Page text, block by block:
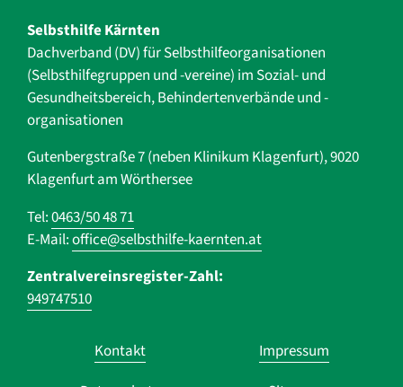
Selbsthilfe Kärnten
Dachverband (DV) für Selbsthilfe­organisationen
(Selbsthilfegruppen und -vereine) im Sozial- und
Gesundheits­bereich, ­Behindertenverbände und ­-
organisationen
Gutenbergstraße 7 (neben Klinikum Klagenfurt), 9020
Klagenfurt am Wörthersee
Tel:0463/50 48 71
E-Mail:office@selbsthilfe-kaernten.at
Zentralvereinsregister-Zahl:
949747510
Navigation
überspringen
Kontakt
Impressum